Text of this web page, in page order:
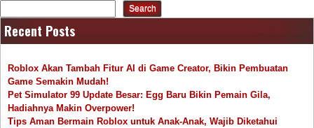
Search
Recent Posts
Roblox Akan Tambah Fitur AI di Game Creator, Bikin Pembuatan
Game Semakin Mudah!
Pet Simulator 99 Update Besar: Egg Baru Bikin Pemain Gila,
Hadiahnya Makin Overpower!
Tips Aman Bermain Roblox untuk Anak-Anak, Wajib Diketahui